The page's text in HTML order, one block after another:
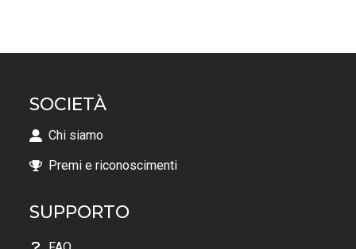
SOCIETÀ
Chi siamo
Premi e riconoscimenti
SUPPORTO